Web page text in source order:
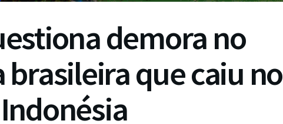
demora no
brasileira que caiu no